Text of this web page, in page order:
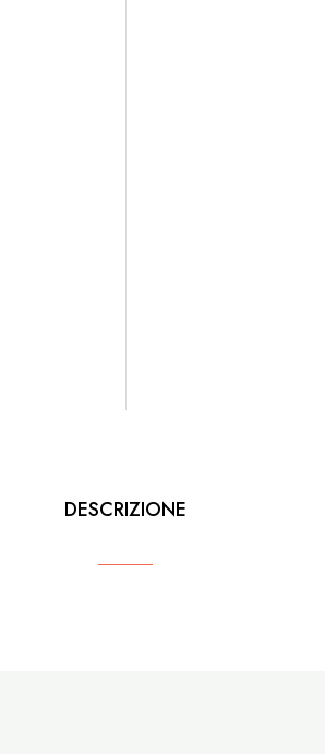
DESCRIZIONE